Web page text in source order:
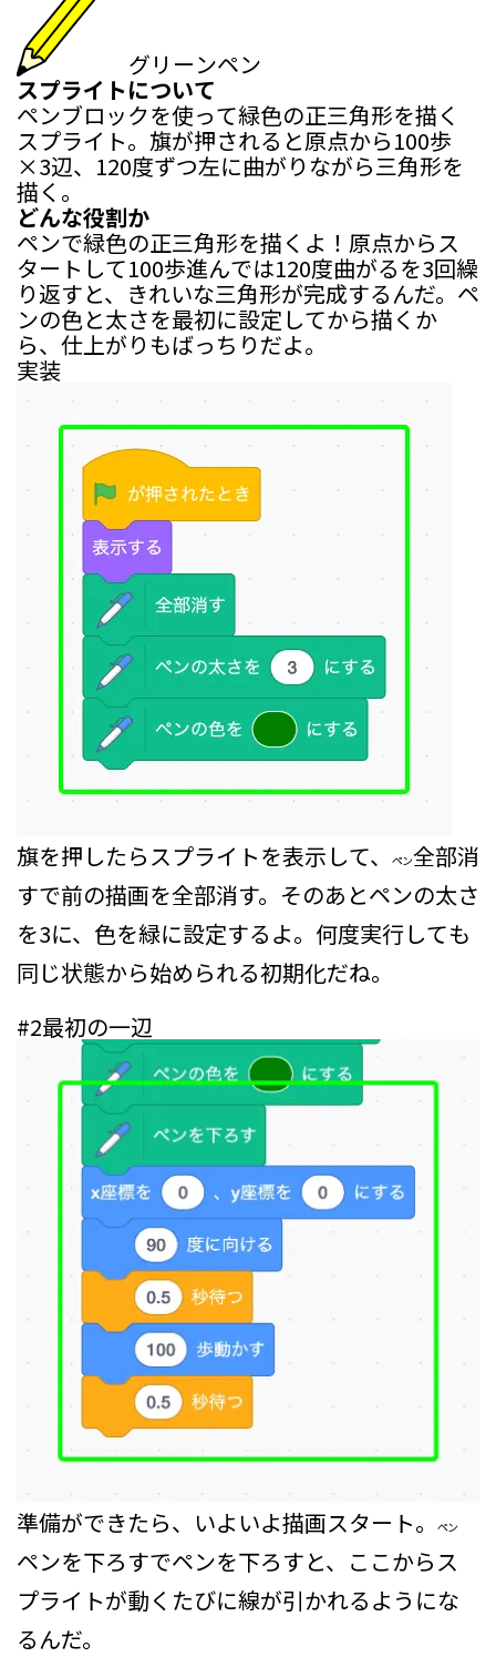
グリーンペン
スプライトについて
ペンブロックを使って緑色の正三角形を描く
スプライト。旗が押されると原点から100歩
×3辺、120度ずつ左に曲がりながら三角形を
描く。
どんな役割か
ペンで緑色の正三角形を描くよ！原点からス
タートして100歩進んでは120度曲がるを3回繰
り返すと、きれいな三角形が完成するんだ。ペ
ンの色と太さを最初に設定してから描くか
ら、仕上がりもばっちりだよ。
実装
旗を押したらスプライトを表示して、 ペン全部消
すで前の描画を全部消す。そのあとペンの太さ
を3に、色を緑に設定するよ。何度実行しても
同じ状態から始められる初期化だね。
#2最初の一辺
準備ができたら、いよいよ描画スタート。 ペン
ペンを下ろすでペンを下ろすと、ここからス
プライトが動くたびに線が引かれるようにな
るんだ。